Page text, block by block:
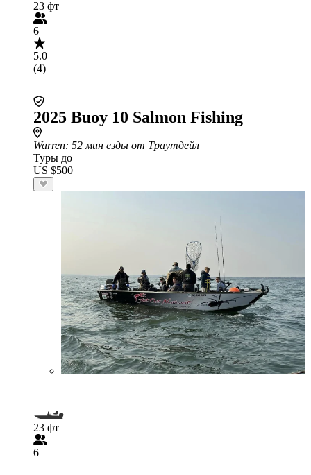
23 фт
6
5.0
(4)
2025 Buoy 10 Salmon Fishing
Warren: 52 мин езды от Траутдейл
Туры до
US $500
23 фт
6